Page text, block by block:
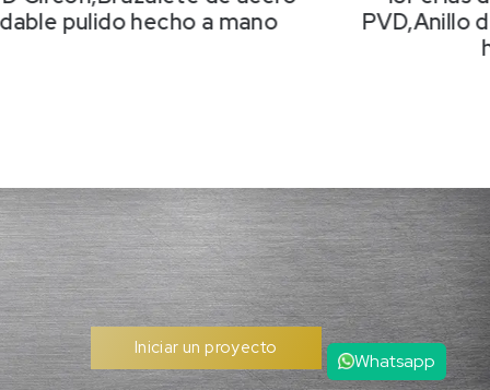
pulido hecho a mano
PVD,Anillo
Iniciar un proyecto
Whatsapp